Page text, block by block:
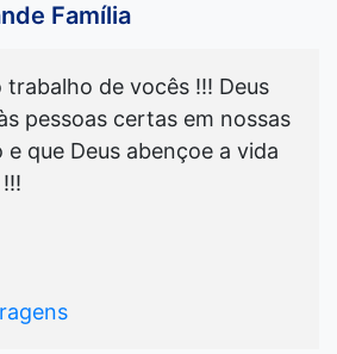
Família
de vocês !!! Deus
pessoas certas em nossas
que Deus abençoe a vida